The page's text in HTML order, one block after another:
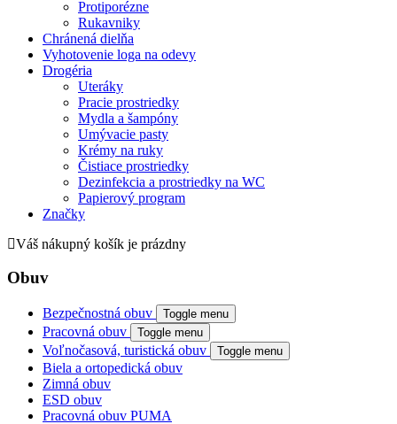
Protiporézne
Rukavniky
Chránená dielňa
Vyhotovenie loga na odevy
Drogéria
Uteráky
Pracie prostriedky
Mydla a šampóny
Umývacie pasty
Krémy na ruky
Čistiace prostriedky
Dezinfekcia a prostriedky na WC
Papierový program
Značky
Váš nákupný košík je prázdny
Obuv
Bezpečnostná obuv Toggle menu
Pracovná obuv Toggle menu
Voľnočasová, turistická obuv Toggle menu
Biela a ortopedická obuv
Zimná obuv
ESD obuv
Pracovná obuv PUMA